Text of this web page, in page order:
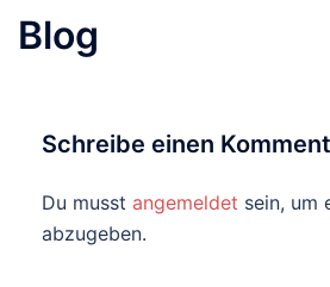
Blog
Schreibe einen
Du musst angemeldet sein, um
abzugeben.